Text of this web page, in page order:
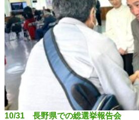
10/31 長野県での総選挙報告会